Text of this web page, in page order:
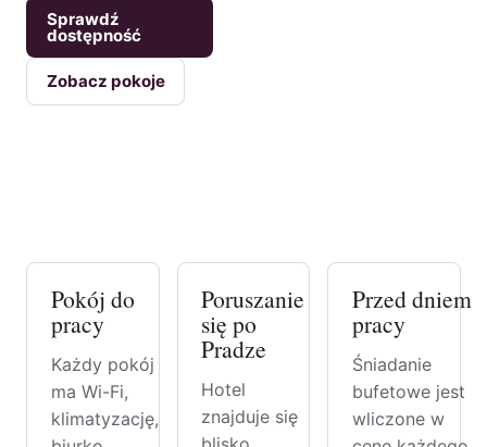
Sprawdź
dostępność
Zobacz pokoje
Pokój do
pracy
Każdy pokój
ma Wi-Fi,
klimatyzację,
Poruszanie
się po
Pradze
Hotel
znajduje się
Przed dniem
pracy
Śniadanie
bufetowe jest
wliczone w